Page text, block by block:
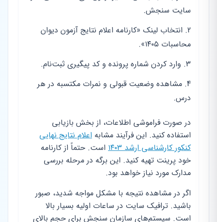
سایت سنجش.
انتخاب لینک «کارنامه اعلام نتایج آزمون دیوان
محاسبات ۱۴۰۵».
وارد کردن شماره پرونده و کد پیگیری ثبت‌نام.
مشاهده وضعیت قبولی و نمرات مکتسبه در هر
درس.
در صورت فراموشی اطلاعات، از بخش بازیابی
استفاده کنید. این فرآیند مشابه اعلام نتایج نهایی
کنکور کارشناسی ارشد ۱۴۰۳
است. حتماً از کارنامه
خود پرینت تهیه کنید. این برگه در مرحله بررسی
مدارک مورد نیاز خواهد بود.
اگر در مشاهده نتیجه با مشکل مواجه شدید، صبور
باشید. ترافیک سایت در ساعات اولیه بسیار بالا
است. سیستم‌های سازمان سنجش برای حجم بالای